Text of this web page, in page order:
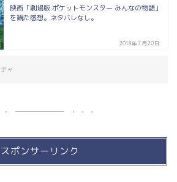
映画「劇場版 ポケットモンスター みんなの物語」
を観た感想。ネタバレなし。
2018年7月20日
ィ
スポンサーリンク